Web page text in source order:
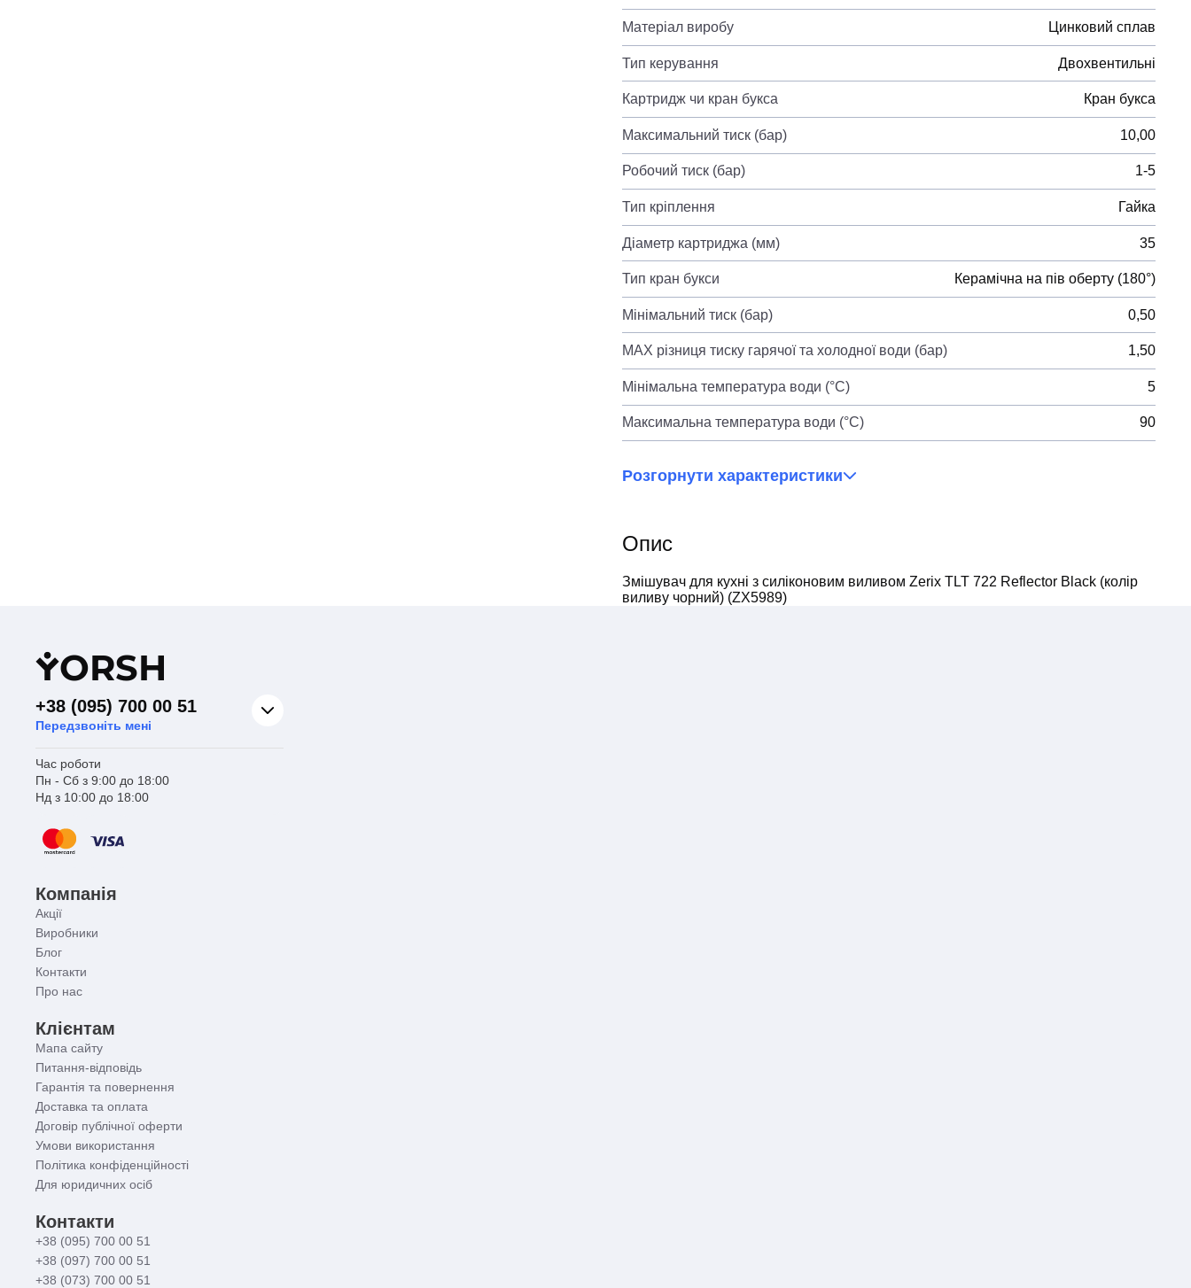
Матеріал виробу Цинковий сплав
Тип керування Двохвентильні
Картридж чи кран букса Кран букса
Максимальний тиск (бар) 10,00
Робочий тиск (бар) 1-5
Тип кріплення Гайка
Діаметр картриджа (мм) 35
Тип кран букси Керамічна на пів оберту (180°)
Мінімальний тиск (бар) 0,50
MAX різниця тиску гарячої та холодної води (бар) 1,50
Мінімальна температура води (°C) 5
Максимальна температура води (°C) 90
Розгорнути характеристики
Опис
Змішувач для кухні з силіконовим виливом Zerix TLT 722 Reflector Black (колір
виливу чорний) (ZX5989)
YORSH
+38 (095) 700 00 51
Передзвоніть мені
Час роботи
Пн - Сб з 9:00 до 18:00
Нд з 10:00 до 18:00
Компанія
Акції
Виробники
Блог
Контакти
Про нас
Клієнтам
Мапа сайту
Питання-відповідь
Гарантія та повернення
Доставка та оплата
Договір публічної оферти
Умови використання
Політика конфіденційності
Для юридичних осіб
Контакти
+38 (095) 700 00 51
+38 (097) 700 00 51
+38 (073) 700 00 51